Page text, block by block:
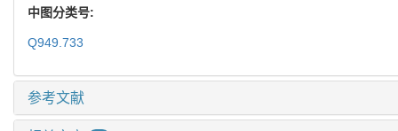
中图分类号:
Q949.733
参考文献